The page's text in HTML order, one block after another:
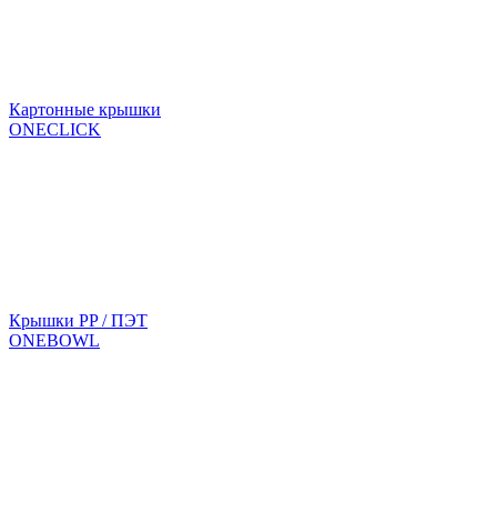
Картонные крышки
ONECLICK
Крышки PP / ПЭТ
ONEBOWL